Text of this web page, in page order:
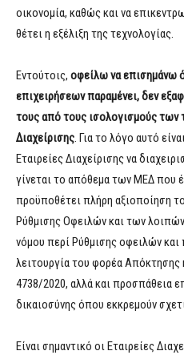
οικονομία, καθώς και να
θέτει η εξέλιξη της τεχνολογίας.
Εντούτοις, οφείλω να επισημάνω
επιχειρήσεων παραμένει, δεν
τους από τους ισολογισμούς των
Διαχείρισης. Για το λόγο αυτό
Εταιρείες Διαχείρισης να
γίνεται το απόθεμα των ΜΕΔ που
προϋποθέτει πλήρη αξιοποίηση
Ρύθμισης Οφειλών και των
νόμου περί Ρύθμισης οφειλών και
λειτουργία του φορέα
4738/2020, αλλά και προσπάθεια
δικαιοσύνης όπου εκκρεμούν
Είναι σημαντικό οι Εταιρείες